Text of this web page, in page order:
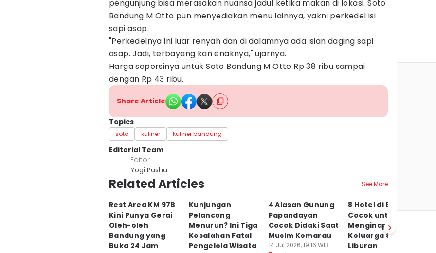
pengunjung bisa merasakan nuansa jadul ketika makan di lokasi. Soto
Bandung M Otto pun menyediakan menu lainnya, yakni perkedel isi
sapi asap.
"Perkedelnya ini luar renyah dan di dalamnya ada isian daging sapi
asap. Jadi, terbayang kan enaknya," ujarnya.
Harga seporsinya untuk Soto Bandung M Otto Rp 38 ribu sampai
dengan Rp 43 ribu.
Share Article
Topics
soto kuliner kuliner bandung
Editorial Team
Editor
Yogi Pasha
Related Articles See More
Rest Area KM 97B
Kini Punya Gerai
Oleh-oleh
Bandung yang
Buka 24 Jam
Kunjungan
Pelancong
Menurun? Ini Tiga
Kesalahan Fatal
Pengelola Wisata
4 Alasan Gunung
Papandayan
Cocok Didaki Saat
Musim Kemarau
14 Jul 2026, 19:16 WIB
8 Hotel di Bandung
Cocok untuk
Menginap Bareng
Keluarga Saat
Liburan